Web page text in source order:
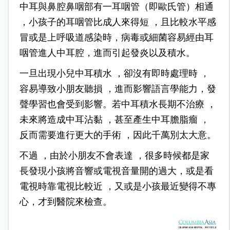
中耳與鼻腔鼻咽部有一耳咽管（即歐氏管）相通
，小孩子的耳咽管比成人來得短 ，且比較水平感
冒或是上呼吸道感染時，病毒或細菌容易經由耳
咽管進人中耳腔，進而引起發炎以及積水。
一旦出現小兒中耳積水 ，卻沒有即時處理時 ，
容易導致小朋友聽損 ，進而影響語言學能力，發
聲學習也會受到影響。若中耳積水長期不治療 ，
未來將造成中耳沾黏 ，甚至產生中耳膽脂瘤 ，
反而需要進行更大的手術 ，因此千萬別太大意。
不過 ，由於小朋友不會表達 ，很多時候都是家
長發現小孩將音響或電視音量開的過大，或是看
電視時靠電視比較近 ，又或是小孩最近變得不專
心，才到醫院來檢查。